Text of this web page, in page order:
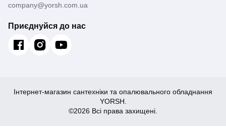
company@yorsh.com.ua
Приєднуйся до нас
Інтернет-магазин сантехніки та опалювального обладнання
YORSH.
©2026 Всі права захищені.